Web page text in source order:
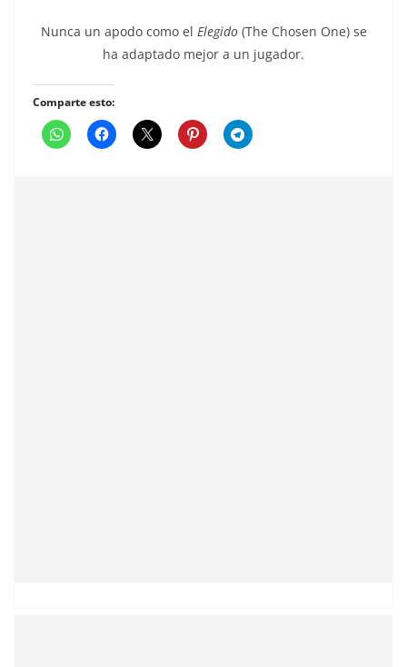
Nunca un apodo como el Elegido(The Chosen One) se
ha adaptado mejor a un jugador.
Comparte esto: